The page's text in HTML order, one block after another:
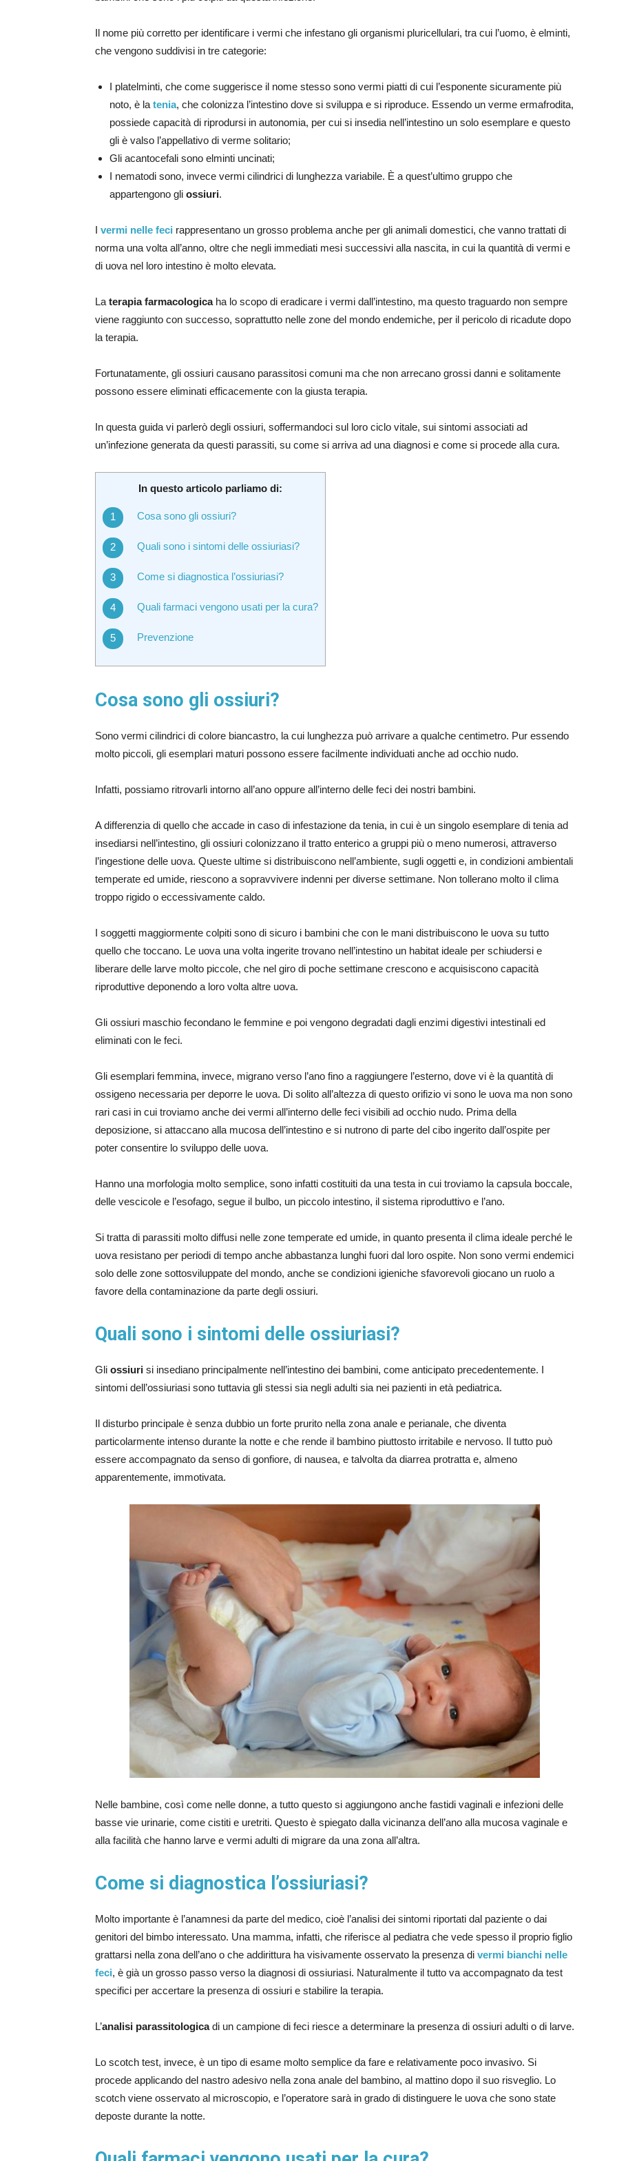
Il nome più corretto per identificare i vermi che infestano gli organismi pluricellulari, tra cui l’uomo, è elminti,
che vengono suddivisi in tre categorie:
I platelminti, che come suggerisce il nome stesso sono vermi piatti di cui l’esponente sicuramente più
noto, è la tenia, che colonizza l’intestino dove si sviluppa e si riproduce. Essendo un verme ermafrodita,
possiede capacità di riprodursi in autonomia, per cui si insedia nell’intestino un solo esemplare e questo
gli è valso l’appellativo di verme solitario;
Gli acantocefali sono elminti uncinati;
I nematodi sono, invece vermi cilindrici di lunghezza variabile. È a quest’ultimo gruppo che
appartengono gli ossiuri.
I vermi nelle feci rappresentano un grosso problema anche per gli animali domestici, che vanno trattati di
norma una volta all’anno, oltre che negli immediati mesi successivi alla nascita, in cui la quantità di vermi e
di uova nel loro intestino è molto elevata.
La terapia farmacologicaha lo scopo di eradicare i vermi dall’intestino, ma questo traguardo non sempre
viene raggiunto con successo, soprattutto nelle zone del mondo endemiche, per il pericolo di ricadute dopo
la terapia.
Fortunatamente, gli ossiuri causano parassitosi comuni ma che non arrecano grossi danni e solitamente
possono essere eliminati efficacemente con la giusta terapia.
In questa guida vi parlerò degli ossiuri, soffermandoci sul loro ciclo vitale, sui sintomi associati ad
un’infezione generata da questi parassiti, su come si arriva ad una diagnosi e come si procede alla cura.
In questo articolo parliamo di:
Cosa sono gli ossiuri?
Quali sono i sintomi delle ossiuriasi?
Come si diagnostica l’ossiuriasi?
Quali farmaci vengono usati per la cura?
Prevenzione
Cosa sono gli ossiuri?
Sono vermi cilindrici di colore biancastro, la cui lunghezza può arrivare a qualche centimetro. Pur essendo
molto piccoli, gli esemplari maturi possono essere facilmente individuati anche ad occhio nudo.
Infatti, possiamo ritrovarli intorno all’ano oppure all’interno delle feci dei nostri bambini.
A differenzia di quello che accade in caso di infestazione da tenia, in cui è un singolo esemplare di tenia ad
insediarsi nell’intestino, gli ossiuri colonizzano il tratto enterico a gruppi più o meno numerosi, attraverso
l’ingestione delle uova. Queste ultime si distribuiscono nell’ambiente, sugli oggetti e, in condizioni ambientali
temperate ed umide, riescono a sopravvivere indenni per diverse settimane. Non tollerano molto il clima
troppo rigido o eccessivamente caldo.
I soggetti maggiormente colpiti sono di sicuro i bambini che con le mani distribuiscono le uova su tutto
quello che toccano. Le uova una volta ingerite trovano nell’intestino un habitat ideale per schiudersi e
liberare delle larve molto piccole, che nel giro di poche settimane crescono e acquisiscono capacità
riproduttive deponendo a loro volta altre uova.
Gli ossiuri maschio fecondano le femmine e poi vengono degradati dagli enzimi digestivi intestinali ed
eliminati con le feci.
Gli esemplari femmina, invece, migrano verso l’ano fino a raggiungere l’esterno, dove vi è la quantità di
ossigeno necessaria per deporre le uova. Di solito all’altezza di questo orifizio vi sono le uova ma non sono
rari casi in cui troviamo anche dei vermi all’interno delle feci visibili ad occhio nudo. Prima della
deposizione, si attaccano alla mucosa dell’intestino e si nutrono di parte del cibo ingerito dall’ospite per
poter consentire lo sviluppo delle uova.
Hanno una morfologia molto semplice, sono infatti costituiti da una testa in cui troviamo la capsula boccale,
delle vescicole e l’esofago, segue il bulbo, un piccolo intestino, il sistema riproduttivo e l’ano.
Si tratta di parassiti molto diffusi nelle zone temperate ed umide, in quanto presenta il clima ideale perché le
uova resistano per periodi di tempo anche abbastanza lunghi fuori dal loro ospite. Non sono vermi endemici
solo delle zone sottosviluppate del mondo, anche se condizioni igieniche sfavorevoli giocano un ruolo a
favore della contaminazione da parte degli ossiuri.
Quali sono i sintomi delle ossiuriasi?
Gli ossiuri si insediano principalmente nell’intestino dei bambini, come anticipato precedentemente. I
sintomi dell’ossiuriasi sono tuttavia gli stessi sia negli adulti sia nei pazienti in età pediatrica.
Il disturbo principale è senza dubbio un forte prurito nella zona anale e perianale, che diventa
particolarmente intenso durante la notte e che rende il bambino piuttosto irritabile e nervoso. Il tutto può
essere accompagnato da senso di gonfiore, di nausea, e talvolta da diarrea protratta e, almeno
apparentemente, immotivata.
Nelle bambine, così come nelle donne, a tutto questo si aggiungono anche fastidi vaginali e infezioni delle
basse vie urinarie, come cistiti e uretriti. Questo è spiegato dalla vicinanza dell’ano alla mucosa vaginale e
alla facilità che hanno larve e vermi adulti di migrare da una zona all’altra.
Come si diagnostica l’ossiuriasi?
Molto importante è l’anamnesi da parte del medico, cioè l’analisi dei sintomi riportati dal paziente o dai
genitori del bimbo interessato. Una mamma, infatti, che riferisce al pediatra che vede spesso il proprio figlio
grattarsi nella zona dell’ano o che addirittura ha visivamente osservato la presenza di vermi bianchi nelle
feci, è già un grosso passo verso la diagnosi di ossiuriasi. Naturalmente il tutto va accompagnato da test
specifici per accertare la presenza di ossiuri e stabilire la terapia.
L’analisi parassitologicadi un campione di feci riesce a determinare la presenza di ossiuri adulti o di larve.
Lo scotch test, invece, è un tipo di esame molto semplice da fare e relativamente poco invasivo. Si
procede applicando del nastro adesivo nella zona anale del bambino, al mattino dopo il suo risveglio. Lo
scotch viene osservato al microscopio, e l’operatore sarà in grado di distinguere le uova che sono state
deposte durante la notte.